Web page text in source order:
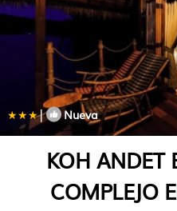
| Nueva
KOH ANDET
COMPLEJO